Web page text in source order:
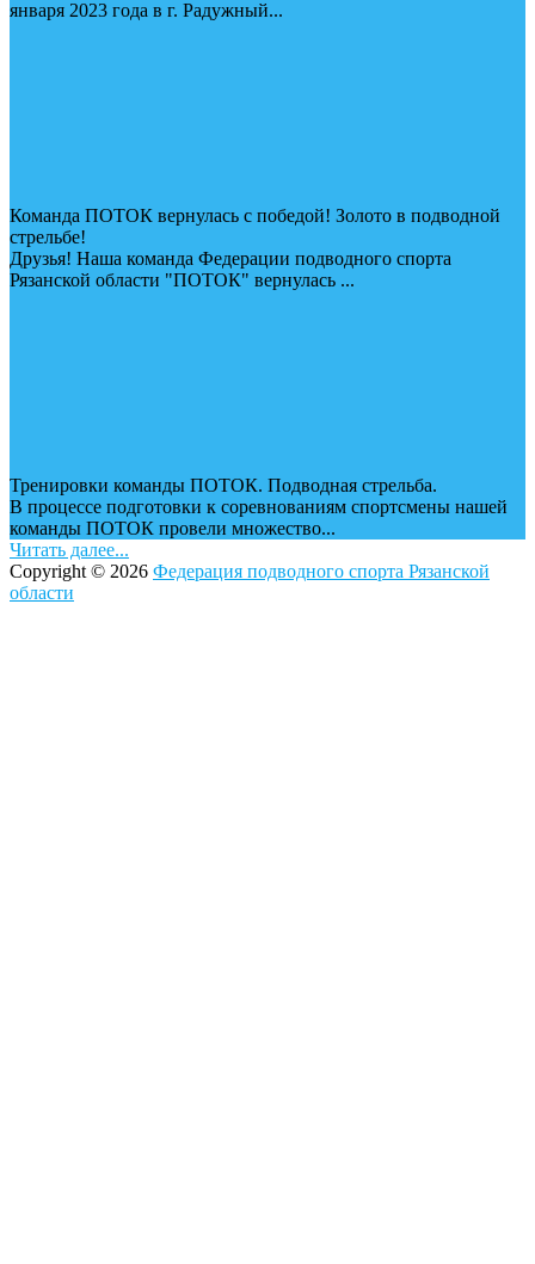
января 2023 года в г. Радужный...
Команда ПОТОК вернулась с победой! Золото в подводной
стрельбе!
Друзья! Наша команда Федерации подводного спорта
Рязанской области "ПОТОК" вернулась ...
Тренировки команды ПОТОК. Подводная стрельба.
В процессе подготовки к соревнованиям спортсмены нашей
команды ПОТОК провели множество...
Читать далее...
Copyright © 2026 Федерация подводного спорта Рязанской
области